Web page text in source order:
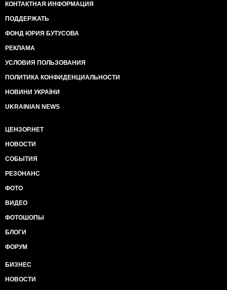
КОНТАКТНАЯ ИНФОРМАЦИЯ
ПОДДЕРЖАТЬ
ФОНД ЮРИЯ БУТУСОВА
РЕКЛАМА
УСЛОВИЯ ПОЛЬЗОВАНИЯ
ПОЛИТИКА КОНФИДЕНЦИАЛЬНОСТИ
НОВИНИ УКРАЇНИ
UKRAINIAN NEWS
ЦЕНЗОР.НЕТ
НОВОСТИ
СОБЫТИЯ
РЕЗОНАНС
ФОТО
ВИДЕО
ФОТОШОПЫ
БЛОГИ
ФОРУМ
БИЗНЕС
НОВОСТИ